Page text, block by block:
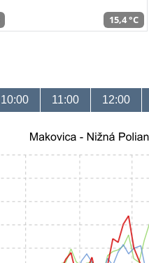
15,4 °C
10:00 11:00 12:00